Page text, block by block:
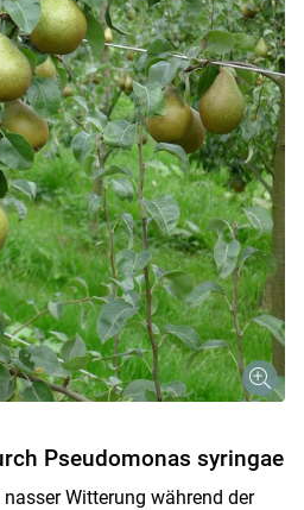
Pseudomonas syringae
Witterung während der